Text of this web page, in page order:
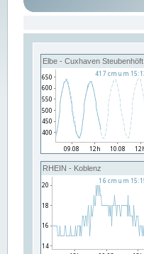
Elbe - Cuxhaven Steubenhöft
RHEIN - Koblenz